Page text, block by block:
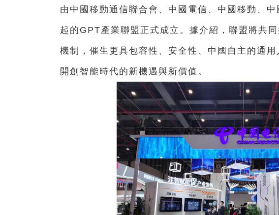
由中國移動通信聯合會、中國電信、中國移動、
起的GPT產業聯盟正式成立。據介紹，聯盟將共
機制，催生更具包容性、安全性、中國自主的通用
開創智能時代的新機遇與新價值。